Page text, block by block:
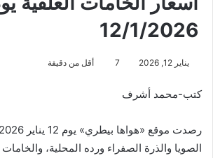
12/1/2026
يناير 12, 2026 7 أقل من دقيقة
كتب-محمد أشرف
الصويا والذرة الصفراء ورده المحلية،